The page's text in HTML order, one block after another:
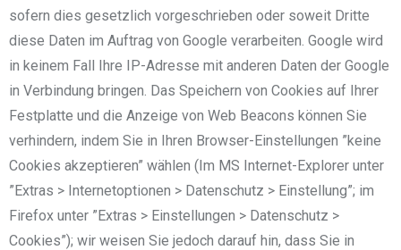
sofern dies gesetzlich vorgeschrieben oder soweit Dritte
diese Daten im Auftrag von Google verarbeiten. Google wird
in keinem Fall Ihre IP-Adresse mit anderen Daten der Google
in Verbindung bringen. Das Speichern von Cookies auf Ihrer
Festplatte und die Anzeige von Web Beacons können Sie
verhindern, indem Sie in Ihren Browser-Einstellungen ”keine
Cookies akzeptieren” wählen (Im MS Internet-Explorer unter
”Extras > Internetoptionen > Datenschutz > Einstellung”; im
Firefox unter ”Extras > Einstellungen > Datenschutz >
Cookies”); wir weisen Sie jedoch darauf hin, dass Sie in